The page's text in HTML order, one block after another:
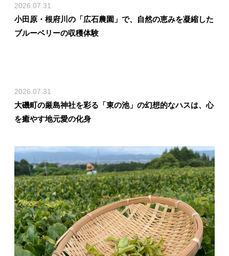
2026.07.31
小田原・根府川の「広石農園」で、自然の恵みを凝縮した
ブルーベリーの収穫体験
2026.07.31
大磯町の厳島神社を彩る「東の池」の幻想的なハスは、心
を癒やす地元愛の化身